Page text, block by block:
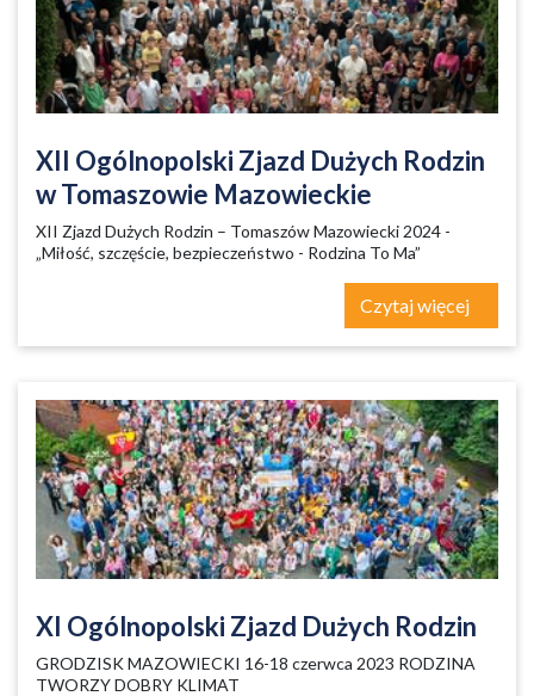
XII Ogólnopolski Zjazd Dużych Rodzin
w Tomaszowie Mazowieckie
XII Zjazd Dużych Rodzin – Tomaszów Mazowiecki 2024 -
„Miłość, szczęście, bezpieczeństwo - Rodzina To Ma”
Czytaj więcej
XI Ogólnopolski Zjazd Dużych Rodzin
GRODZISK MAZOWIECKI 16-18 czerwca 2023 RODZINA
TWORZY DOBRY KLIMAT